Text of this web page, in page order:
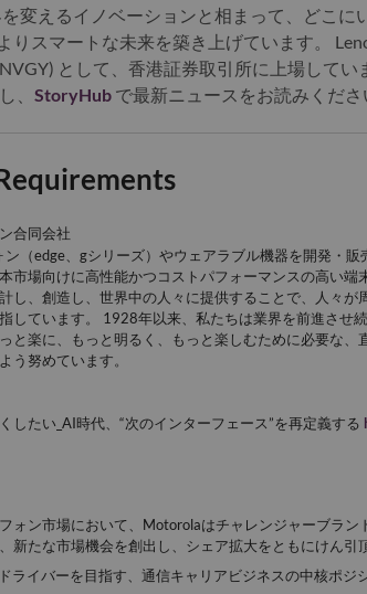
変えるイノベーションと相まって、どこに
りスマートな未来を築き上げています。
として、香港証券取引所に上場してい
、 StoryHub で最新ニュースをお読みくださ
合同会社
（edge、gシリーズ）やウェアラブル機器を開発・
市場向けに高性能かつコストパフォーマンスの高い
し、創造し、世界中の人々に提供することで、人々が
しています。 1928年以来、私たちは業界を前進させ
と楽に、もっと明るく、もっと楽しむために必要な、
う努めています。
したい_AI時代、“次のインターフェース”を再定義する
ォン市場において、Motorolaはチャレンジャーブラン
新たな市場機会を創出し、シェア拡大をともにけん引
ライバーを目指す 、通信キャリアビジネスの中核ポジ